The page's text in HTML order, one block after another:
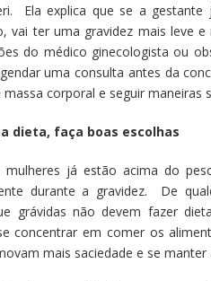
Ela explica que se a
vai ter uma gravidez mais leve
do médico ginecologista ou
uma consulta antes da
massa corporal e seguir maneiras
dieta, faça boas escolhas
mulheres já estão acima do
durante a gravidez. De
grávidas não devem fazer
concentrar em comer os
mais saciedade e se manter